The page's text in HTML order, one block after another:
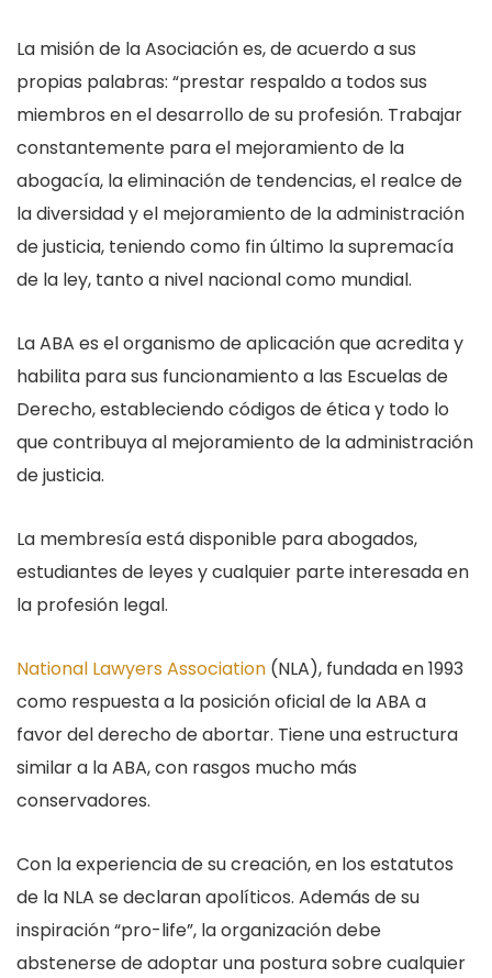
La misión de la Asociación es, de acuerdo a sus
propias palabras: “prestar respaldo a todos sus
miembros en el desarrollo de su profesión. Trabajar
constantemente para el mejoramiento de la
abogacía, la eliminación de tendencias, el realce de
la diversidad y el mejoramiento de la administración
de justicia, teniendo como fin último la supremacía
de la ley, tanto a nivel nacional como mundial.
La ABA es el organismo de aplicación que acredita y
habilita para sus funcionamiento a las Escuelas de
Derecho, estableciendo códigos de ética y todo lo
que contribuya al mejoramiento de la administración
de justicia.
La membresía está disponible para abogados,
estudiantes de leyes y cualquier parte interesada en
la profesión legal.
National Lawyers Association (NLA), fundada en 1993
como respuesta a la posición oficial de la ABA a
favor del derecho de abortar. Tiene una estructura
similar a la ABA, con rasgos mucho más
conservadores.
Con la experiencia de su creación, en los estatutos
de la NLA se declaran apolíticos. Además de su
inspiración “pro-life”, la organización debe
abstenerse de adoptar una postura sobre cualquier